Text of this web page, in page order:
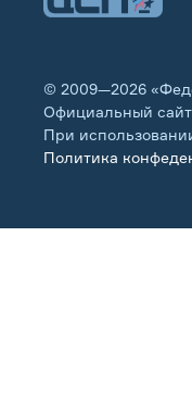
© 2009—2026
Официальный
При
Политика